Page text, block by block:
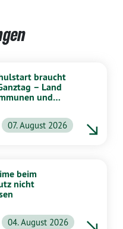
braucht
– Land
und
07. August 2026
beim
nicht
04. August 2026